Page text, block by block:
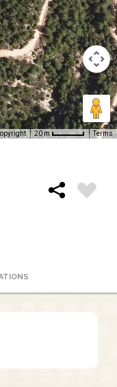
20 m Terms